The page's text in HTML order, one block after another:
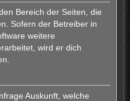
Bereich der Seiten, die
Sofern der Betreiber in
weitere
wird er dich
Auskunft, welche